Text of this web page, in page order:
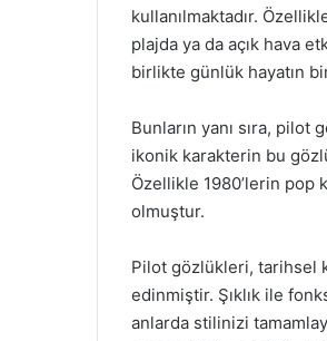
kullanılmaktadır.
plajda ya da açık hava
birlikte günlük hayatın
Bunların yanı sıra,
ikonik karakterin bu
Özellikle 1980’lerin pop
olmuştur.
Pilot gözlükleri, tarihsel
edinmiştir. Şıklık ile
anlarda stilinizi